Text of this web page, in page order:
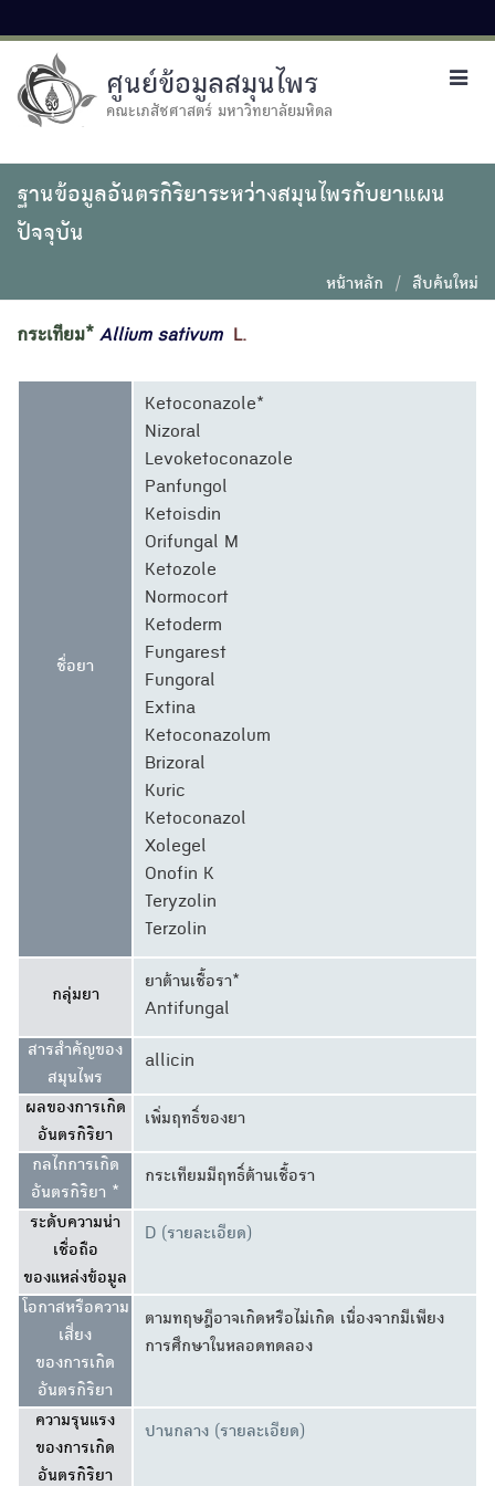
ศูนย์ข้อมูลสมุนไพร
คณะเภสัชศาสตร์ มหาวิทยาลัยมหิดล
ฐานข้อมูลอันตรกิริยาระหว่างสมุนไพรกับยาแผน
ปัจจุบัน
หน้าหลัก สืบค้นใหม่
กระเทียม* Allium sativumL.
ชื่อยา
Ketoconazole*
Nizoral
Levoketoconazole
Panfungol
Ketoisdin
Orifungal M
Ketozole
Normocort
Ketoderm
Fungarest
Fungoral
Extina
Ketoconazolum
Brizoral
Kuric
Ketoconazol
Xolegel
Onofin K
Teryzolin
Terzolin
กลุ่มยา
ยาต้านเชื้อรา*
Antifungal
สารสำคัญของ
สมุนไพร
allicin
ผลของการเกิด
อันตรกิริยา
เพิ่มฤทธิ์ของยา
กลไกการเกิด
อันตรกิริยา *
กระเทียมมีฤทธิ์ต้านเชื้อรา
ระดับความน่า
เชื่อถือ
ของแหล่งข้อมูล
D (รายละเอียด)
โอกาสหรือความ
เสี่ยง
ของการเกิด
อันตรกิริยา
ตามทฤษฎีอาจเกิดหรือไม่เกิด เนื่องจากมีเพียง
การศึกษาในหลอดทดลอง
ความรุนแรง
ของการเกิด
อันตรกิริยา
ปานกลาง (รายละเอียด)